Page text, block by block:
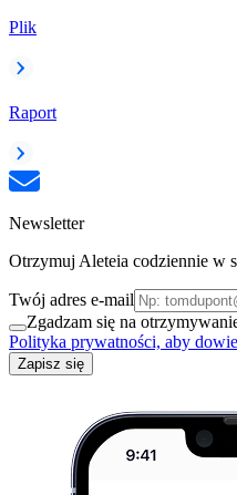
Plik
Raport
Newsletter
Otrzymuj Aleteia codziennie w
Twój adres e-mail
Zgadzam się na
Polityka prywatności, aby
Zapisz się